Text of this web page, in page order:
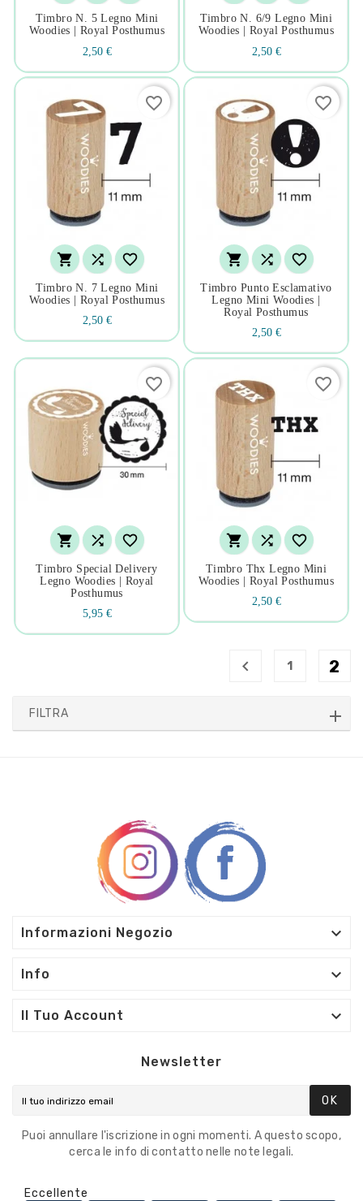
Timbro N. 5 Legno Mini
Woodies | Royal Posthumus
2,50 €
Timbro N. 6/9 Legno Mini
Woodies | Royal Posthumus
2,50 €
  
Timbro N. 7 Legno Mini
Woodies | Royal Posthumus
2,50 €
favorite_border
  
Timbro Punto Esclamativo
Legno Mini Woodies |
Royal Posthumus
2,50 €
favorite_border
  
Timbro Special Delivery
Legno Woodies | Royal
Posthumus
5,95 €
favorite_border
  
Timbro Thx Legno Mini
Woodies | Royal Posthumus
2,50 €
favorite_border
 1 2
FILTRA
Informazioni Negozio 
Info 
Il Tuo Account 
Newsletter
OK
Puoi annullare l'iscrizione in ogni momenti. A questo scopo,
cerca le info di contatto nelle note legali.
Eccellente